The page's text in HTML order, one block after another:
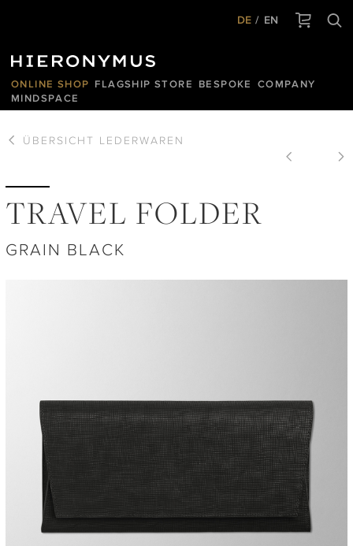
DE EN
ONLINE SHOP FLAGSHIP STORE BESPOKE
COMPANY
MINDSPACE
ÜBERSICHT LEDERWAREN
TRAVEL FOLDER
GRAIN BLACK